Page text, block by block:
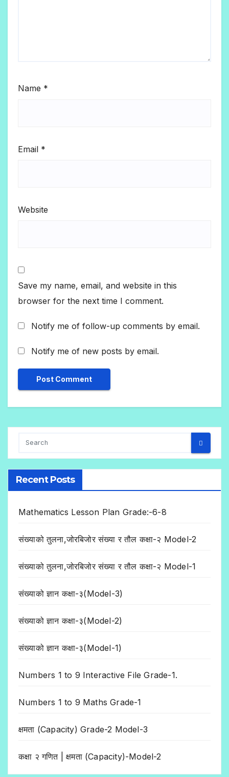
Name *
Email *
Website
Save my name, email, and website in this
browser for the next time I comment.
Notify me of follow-up comments by email.
Notify me of new posts by email.
Recent Posts
Mathematics Lesson Plan Grade:-6-8
संख्याको तुलना,जोरबिजोर संख्या र तौल कक्षा-२ Model-2
संख्याको तुलना,जोरबिजोर संख्या र तौल कक्षा-२ Model-1
संख्याको ज्ञान कक्षा-३(Model-3)
संख्याको ज्ञान कक्षा-३(Model-2)
संख्याको ज्ञान कक्षा-३(Model-1)
Numbers 1 to 9 Interactive File Grade-1.
Numbers 1 to 9 Maths Grade-1
क्षमता (Capacity) Grade-2 Model-3
कक्षा २ गणित | क्षमता (Capacity)-Model-2